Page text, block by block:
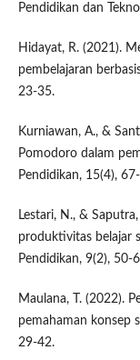
Pendidikan dan
Hidayat, R. (2021).
pembelajaran
23-35.
Kurniawan, A., &
Pomodoro dalam
Pendidikan, 15(4),
Lestari, N., &
produktivitas belajar
Pendidikan, 9(2), 50-
Maulana, T. (2022).
pemahaman konsep
29-42.